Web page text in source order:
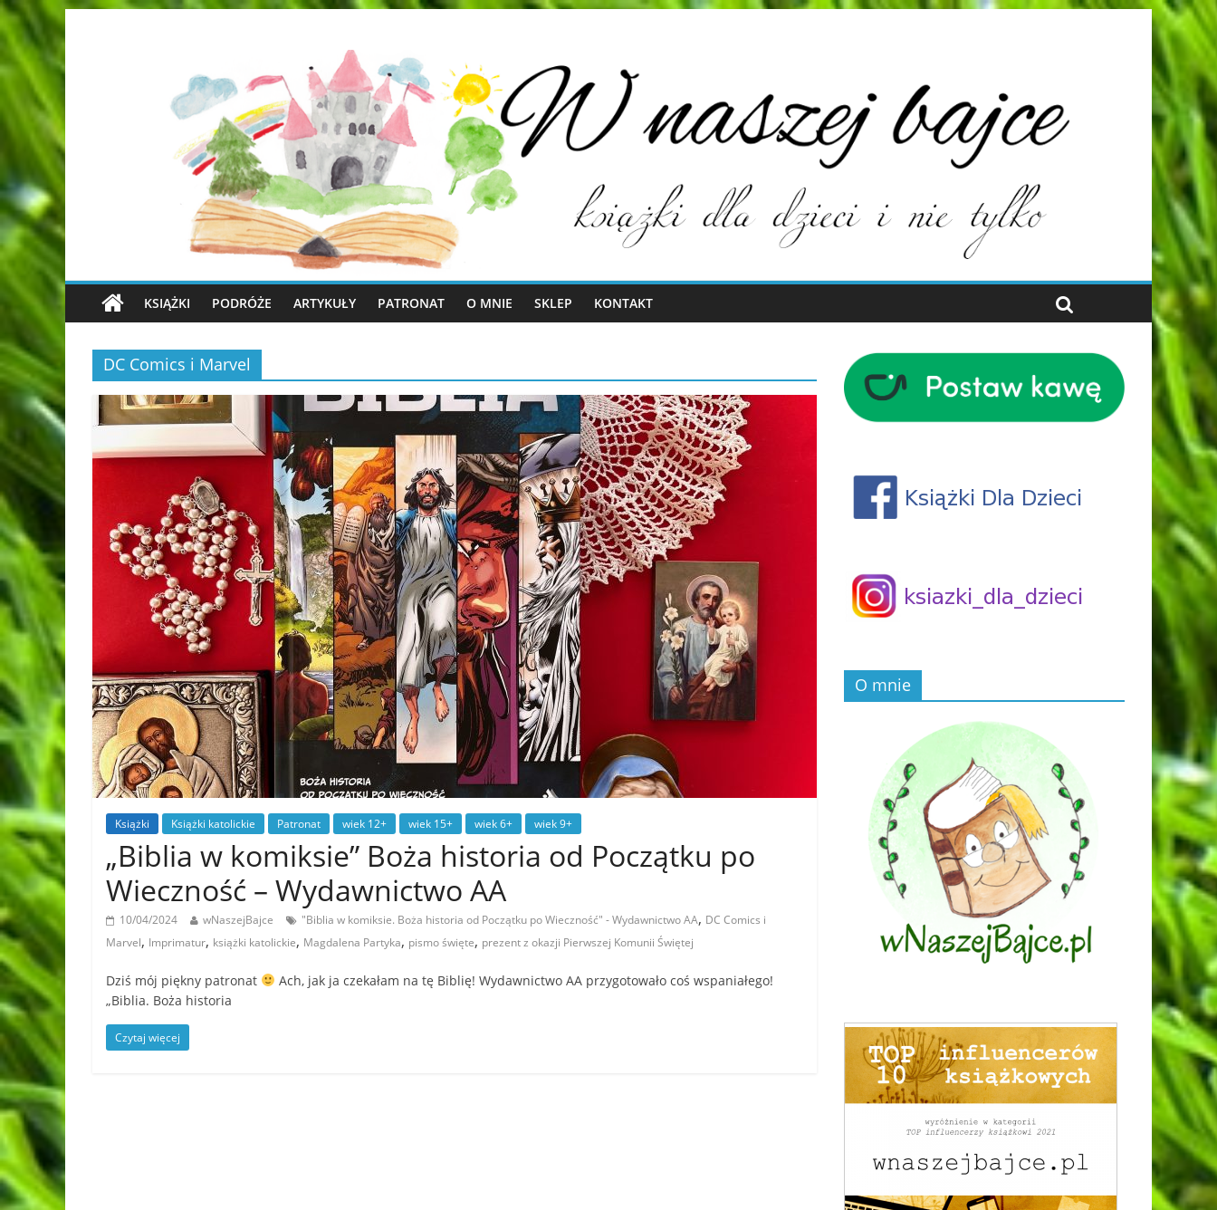
KSIĄŻKI PODRÓŻE ARTYKUŁY PATRONAT O MNIE SKLEP KONTAKT
DC Comics i Marvel
Książki Książki katolickie Patronat wiek 12+ wiek 15+ wiek 6+ wiek 9+
„Biblia w komiksie” Boża historia od Początku po
Wieczność – Wydawnictwo AA
10/04/2024 wNaszejBajce "Biblia w komiksie. Boża historia od Początku po Wieczność" - Wydawnictwo AA, DC Comics i
Marvel, Imprimatur, książki katolickie, Magdalena Partyka, pismo święte, prezent z okazji Pierwszej Komunii Świętej
Dziś mój piękny patronat
Ach, jak ja czekałam na tę Biblię! Wydawnictwo AA przygotowało coś wspaniałego!
„Biblia. Boża historia
Czytaj więcej
O mnie